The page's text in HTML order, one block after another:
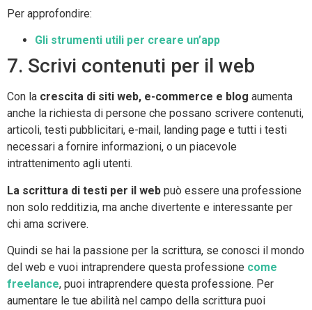
Per approfondire:
Gli strumenti utili per creare un’app
7. Scrivi contenuti per il web
Con la crescita di siti web, e-commerce e blog aumenta
anche la richiesta di persone che possano scrivere contenuti,
articoli, testi pubblicitari, e-mail, landing page e tutti i testi
necessari a fornire informazioni, o un piacevole
intrattenimento agli utenti.
La scrittura di testi per il web può essere una professione
non solo redditizia, ma anche divertente e interessante per
chi ama scrivere.
Quindi se hai la passione per la scrittura, se conosci il mondo
del web e vuoi intraprendere questa professione come
freelance, puoi intraprendere questa professione. Per
aumentare le tue abilità nel campo della scrittura puoi